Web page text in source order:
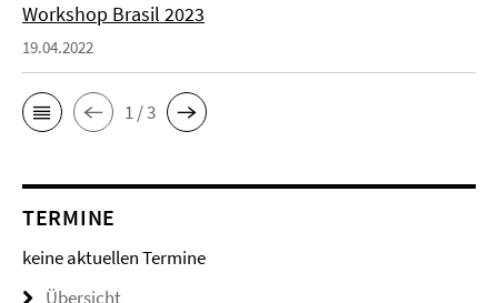
Workshop Brasil 2023
19.04.2022
1 / 3
TERMINE
keine aktuellen Termine
Übersicht